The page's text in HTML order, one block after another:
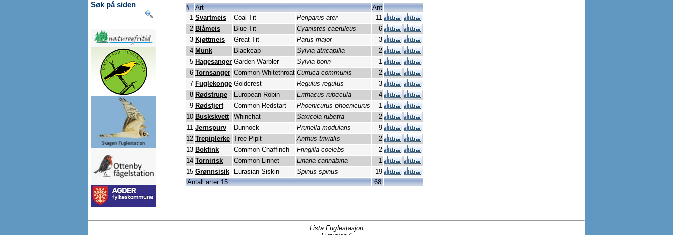
Søk på siden # Art
Ant
1 Svartmeis Coal Tit Periparus ater
11
2 Blåmeis Blue Tit Cyanistes caeruleus
6
3 Kjøttmeis Great Tit Parus major
3
4 Munk Blackcap Sylvia atricapilla
2
5 Hagesanger Garden Warbler Sylvia borin
1
6 Tornsanger Common Whitethroat Curruca communis
2
7 Fuglekonge Goldcrest Regulus regulus
3
8 Rødstrupe European Robin Erithacus rubecula
4
9 Rødstjert Common Redstart Phoenicurus phoenicurus
1
10 Buskskvett Whinchat Saxicola rubetra
2
11 Jernspurv Dunnock Prunella modularis
9
12 Trepiplerke Tree Pipit Anthus trivialis
2
13 Bokfink Common Chaffinch Fringilla coelebs
2
14 Tornirisk Common Linnet Linaria cannabina
1
15 Grønnsisik Eurasian Siskin Spinus spinus
19
Antall arter 15
68
Lista Fuglestasjon